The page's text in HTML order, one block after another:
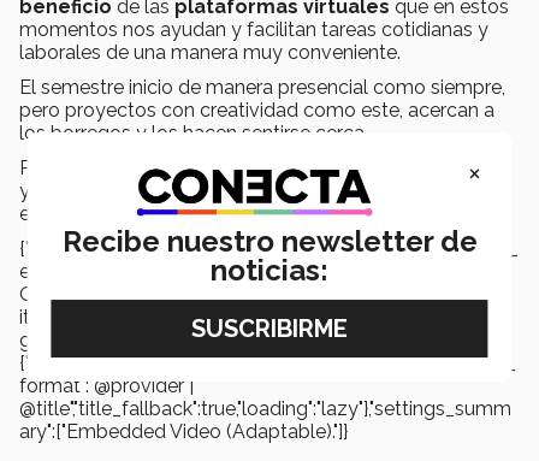
beneficio de las plataformas virtuales que en estos
momentos nos ayudan y facilitan tareas cotidianas y
laborales de una manera muy conveniente.
El semestre inicio de manera presencial como siempre,
pero proyectos con creatividad como este, acercan a
los borregos y los hacen sentirse cerca.
Para jugarlo puedes descargar Roblox en un dispositivo
y buscar el mapa como “Tec simulator”
esta oportunidad de acercarte con tus amigos al Tec!
{"preview_thumbnail":"/sites/default/files/styles/video_
embed_wysiwyg_preview/public/video_thumbnails/k
QbXQJhbg1A.jpg?
itok=uFLBoopL","video_url":"https://youtu.be/kQbXQJhb
g1A","settings":
{"responsive":1,"width":"854","height":"480","autoplay":0,"title_
format":"@provider |
@title","title_fallback":true,"loading":"lazy"},"settings_summ
ary":["Embedded Video (Adaptable)."]}
×
Recibe nuestro newsletter de
noticias: